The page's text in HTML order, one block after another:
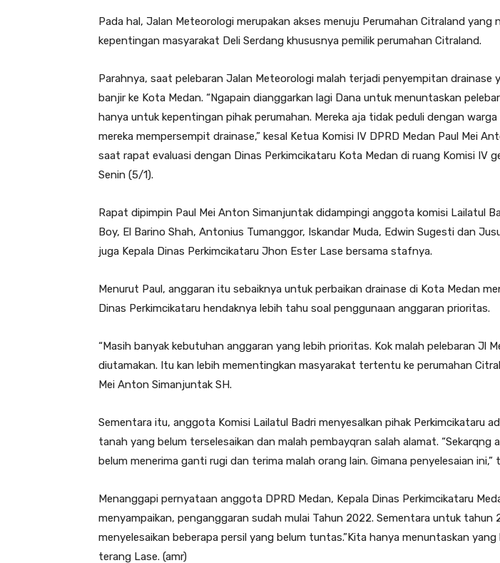
Pada hal, Jalan Meteorologi merupakan akses menuju Perumahan Citraland yang
kepentingan masyarakat Deli Serdang khususnya pemilik perumahan Citraland.
Parahnya, saat pelebaran Jalan Meteorologi malah terjadi penyempitan drainase
banjir ke Kota Medan. “Ngapain dianggarkan lagi Dana untuk menuntaskan
hanya untuk kepentingan pihak perumahan. Mereka aja tidak peduli dengan
mereka mempersempit drainase,” kesal Ketua Komisi IV DPRD Medan Paul Mei
saat rapat evaluasi dengan Dinas Perkimcikataru Kota Medan di ruang Komisi IV
Senin (5/1).
Rapat dipimpin Paul Mei Anton Simanjuntak didampingi anggota komisi Lailatul
Boy, El Barino Shah, Antonius Tumanggor, Iskandar Muda, Edwin Sugesti dan
juga Kepala Dinas Perkimcikataru Jhon Ester Lase bersama stafnya.
Menurut Paul, anggaran itu sebaiknya untuk perbaikan drainase di Kota Medan
Dinas Perkimcikataru hendaknya lebih tahu soal penggunaan anggaran prioritas.
“Masih banyak kebutuhan anggaran yang lebih prioritas. Kok malah pelebaran Jl
diutamakan. Itu kan lebih mementingkan masyarakat tertentu ke perumahan
Mei Anton Simanjuntak SH.
Sementara itu, anggota Komisi Lailatul Badri menyesalkan pihak Perkimcikataru
tanah yang belum terselesaikan dan malah pembayqran salah alamat. “Sekarqng
belum menerima ganti rugi dan terima malah orang lain. Gimana penyelesaian ini,”
Menanggapi pernyataan anggota DPRD Medan, Kepala Dinas Perkimcikataru
menyampaikan, penganggaran sudah mulai Tahun 2022. Sementara untuk tahun
menyelesaikan beberapa persil yang belum tuntas.”Kita hanya menuntaskan yang
terang Lase. (amr)